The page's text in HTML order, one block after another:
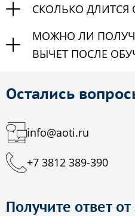
СКОЛЬКО ДЛИТСЯ
МОЖНО ЛИ
ВЫЧЕТ ПОСЛЕ
Остались
info@aoti.ru
+7 3812 389-390
Получите ответ от